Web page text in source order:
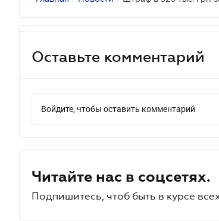
Оставьте комментарий
Войдите, чтобы оставить комментарий
Читайте нас в соцсетях.
Подпишитесь, чтоб быть в курсе